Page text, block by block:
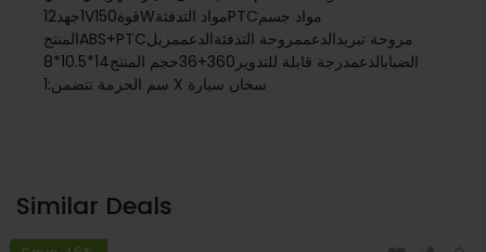
1جهد12Vقوة150Wمواد التدفئةPTCمواد جسم
المنتجABS+PTCمروحة تبريدالدعممروحة التدفئةالدعممزيل
الضبابالدعمدرجة قابلة للتدوير360+36حجم المنتج14*10.5*8
سم الحزمة تتضمن:1 X سخان سيارة
Similar Deals